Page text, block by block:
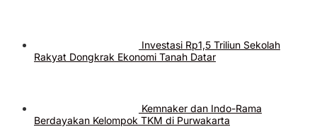
Investasi Rp1,5 Triliun Sekolah
Rakyat Dongkrak Ekonomi Tanah Datar
Kemnaker dan Indo-Rama
Berdayakan Kelompok TKM di Purwakarta